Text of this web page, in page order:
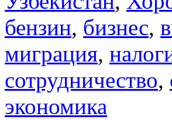
бензин, бизнес,
миграция,
сотрудничество,
экономика